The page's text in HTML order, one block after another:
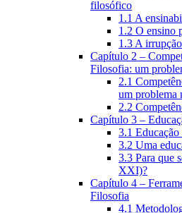
filosófico
1.1 A
1.2 O ensino
1.3 A
Capítulo 2 –
Filosofia: um
2.1
um problema
2.2
Capítulo 3 –
3.1 Educação
3.2 Uma
3.3 Para que
XXI)?
Capítulo 4 –
Filosofia
4.1